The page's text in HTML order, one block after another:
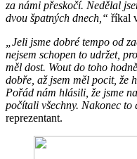
za námi přeskočí. Nedělal
dvou špatných dnech,“ říkal
„Jeli jsme dobré tempo od
nejsem schopen to udržet,
měl dost. Wout do toho
dobře, až jsem měl pocit, že
Pořád nám hlásili, že jsme
počítali všechny. Nakonec to
reprezentant.